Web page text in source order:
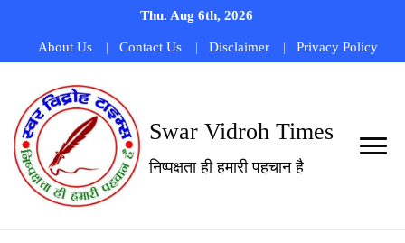
Thu. Aug 6th, 2026
About Us Contact Us Disclaimer Privacy Policy
Swar Vidroh Times
निष्पक्षता ही हमारी पहचान है